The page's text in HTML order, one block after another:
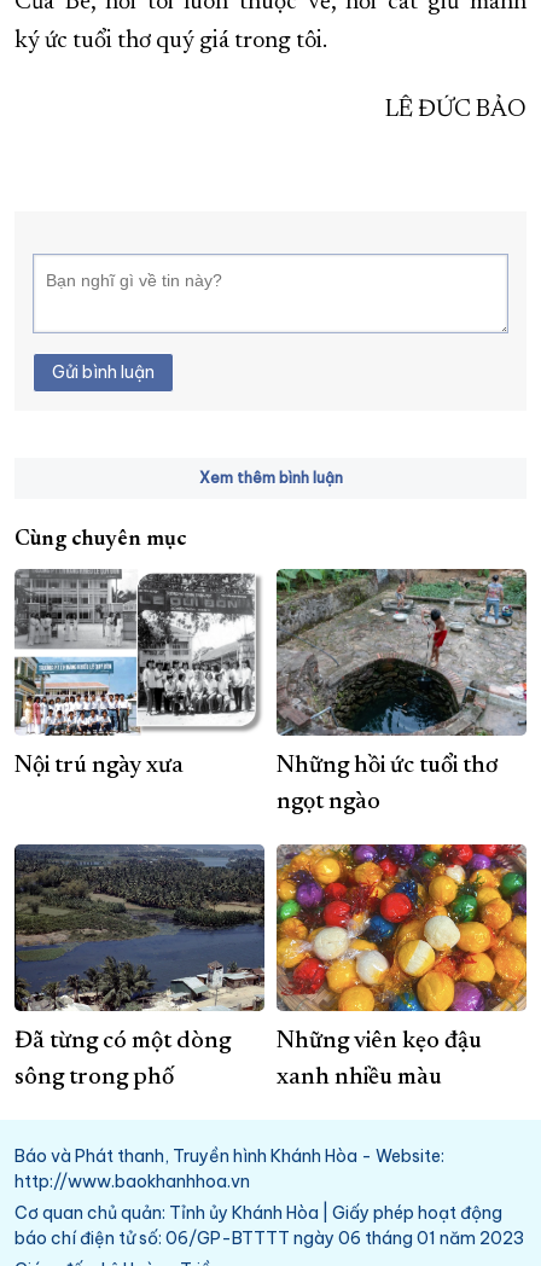
ký ức tuổi thơ quý giá trong tôi.
LÊ ĐỨC BẢO
Gửi bình luận
Xem thêm bình luận
Cùng chuyên mục
Nội trú ngày xưa
Những hồi ức tuổi thơ
ngọt ngào
Đã từng có một dòng
sông trong phố
Những viên kẹo đậu
xanh nhiều màu
Báo và Phát thanh, Truyền hình Khánh Hòa - Website:
http://www.baokhanhhoa.vn
Cơ quan chủ quản: Tỉnh ủy Khánh Hòa | Giấy phép hoạt động
báo chí điện tử số: 06/GP-BTTTT ngày 06 tháng 01 năm 2023